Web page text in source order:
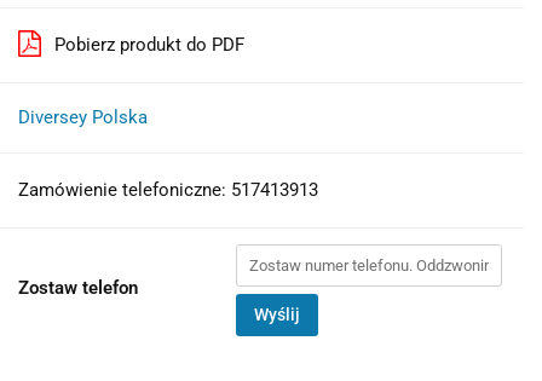
Pobierz produkt do PDF
Diversey Polska
Zamówienie telefoniczne: 517413913
Zostaw telefon
Wyślij